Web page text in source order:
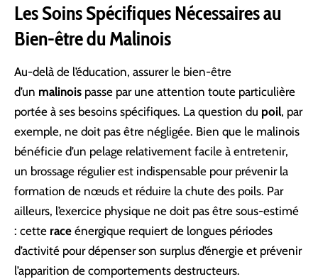
Les Soins Spécifiques Nécessaires au
Bien-être du Malinois
Au-delà de l’éducation, assurer le bien-être
d’un malinois passe par une attention toute particulière
portée à ses besoins spécifiques. La question du poil, par
exemple, ne doit pas être négligée. Bien que le malinois
bénéficie d’un pelage relativement facile à entretenir,
un brossage régulier est indispensable pour prévenir la
formation de nœuds et réduire la chute des poils. Par
ailleurs, l’exercice physique ne doit pas être sous-estimé
: cette race énergique requiert de longues périodes
d’activité pour dépenser son surplus d’énergie et prévenir
l’apparition de comportements destructeurs.